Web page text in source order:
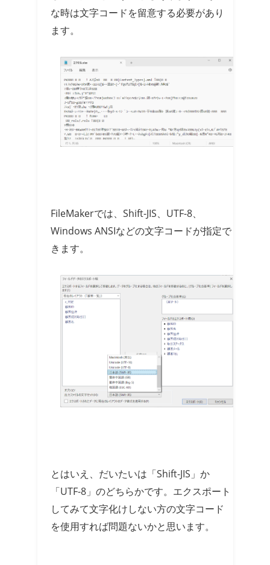
な時は文字コードを留意する必要があり
ます。
FileMakerでは、Shift-JIS、UTF-8、
Windows ANSIなどの文字コードが指定で
きます。
とはいえ、だいたいは「Shift-JIS」か
「UTF-8」のどちらかです。エクスポート
してみて文字化けしない方の文字コード
を使用すれば問題ないかと思います。